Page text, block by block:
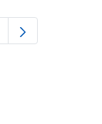
intermedias Use